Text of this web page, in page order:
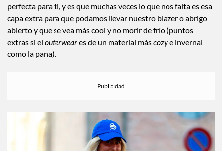
perfecta para ti, y es que muchas veces lo que nos falta es esa
capa extra para que podamos llevar nuestro blazer o abrigo
abierto y que se vea más cool y no morir de frío (puntos
extras si el outerweares de un material máscozye invernal
como la pana).